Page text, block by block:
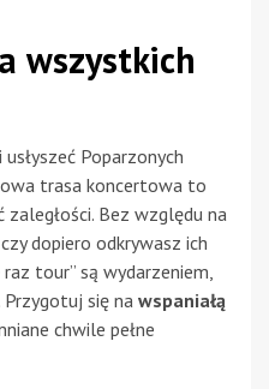
wszystkich
Poparzonych
trasa koncertowa to
zaległości. Bez względu na
dopiero odkrywasz ich
tour” są wydarzeniem,
się na wspaniałą
chwile pełne